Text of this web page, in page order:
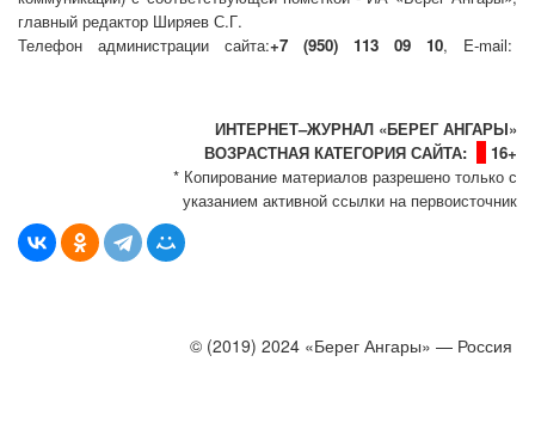
главный редактор Ширяев С.Г.
Телефон администрации сайта:+7 (950) 113 09 10, E-mail:
ИНТЕРНЕТ–ЖУРНАЛ «БЕРЕГ АНГАРЫ»
ВОЗРАСТНАЯ КАТЕГОРИЯ САЙТА:
16+
* Копирование материалов разрешено только с
указанием активной ссылки на первоисточник
© (2019) 2024 «Берег Ангары» — Россия